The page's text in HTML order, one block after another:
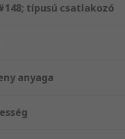
típusú csatlakozó
anyaga